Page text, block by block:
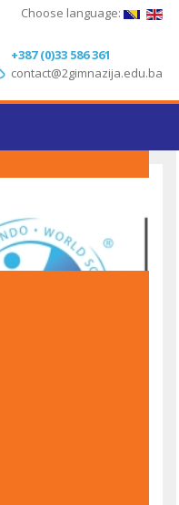
+387 (0)33 586 361
contact@2gimnazija.edu.ba
Choose language: